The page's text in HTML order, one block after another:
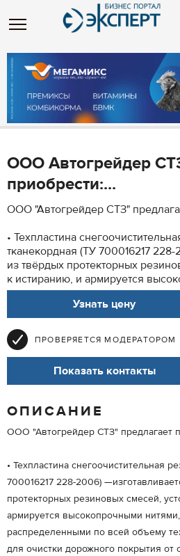
ООО Автогрейдер
приобрести:...
ООО "Автогрейдер СТЗ"
• Техпластина
тканекордная (ТУ 700016217
из твёрдых протекторных
к истиранию, и армируется
Узнать цену
ПРОВЕРЯЕТСЯ МОДЕРАТОРОМ
Показать контакты
ОПИСАНИЕ
ООО "Автогрейдер СТЗ" предлагает
• Техпластина снегоочистительная
700016217 228-2006)
протекторных резиновых смесей,
армируется высокопрочными
распределенными по всей объему
для очистки дорожного покрытия от